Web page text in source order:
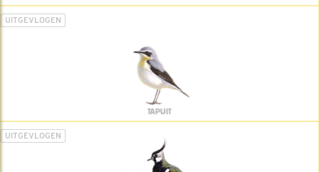
UITGEVLOGEN
TAPUIT
UITGEVLOGEN